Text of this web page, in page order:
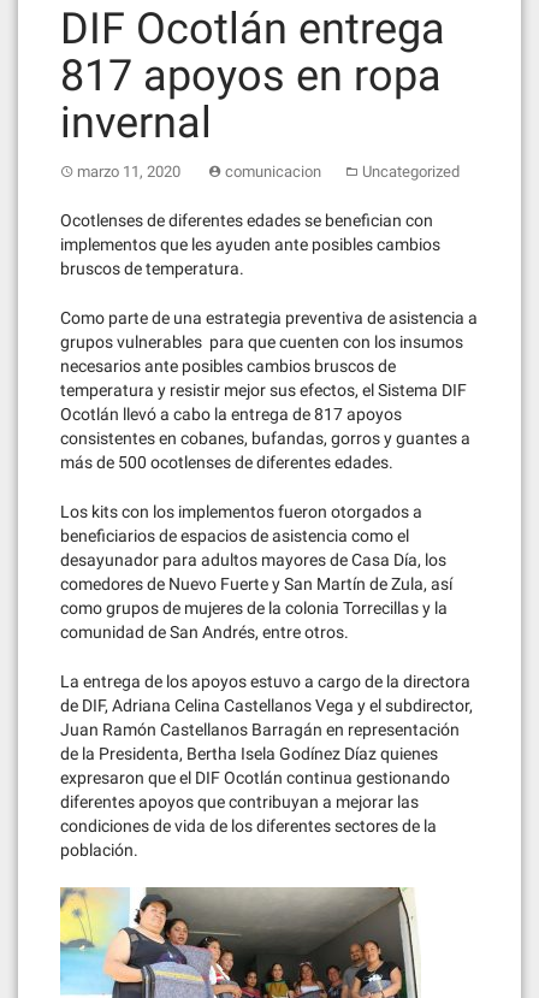
DIF Ocotlán entrega
817 apoyos en ropa
invernal
marzo 11, 2020 comunicacion Uncategorized
Ocotlenses de diferentes edades se benefician con
implementos que les ayuden ante posibles cambios
bruscos de temperatura.
Como parte de una estrategia preventiva de asistencia a
grupos vulnerables para que cuenten con los insumos
necesarios ante posibles cambios bruscos de
temperatura y resistir mejor sus efectos, el Sistema DIF
Ocotlán llevó a cabo la entrega de 817 apoyos
consistentes en cobanes, bufandas, gorros y guantes a
más de 500 ocotlenses de diferentes edades.
Los kits con los implementos fueron otorgados a
beneficiarios de espacios de asistencia como el
desayunador para adultos mayores de Casa Día, los
comedores de Nuevo Fuerte y San Martín de Zula, así
como grupos de mujeres de la colonia Torrecillas y la
comunidad de San Andrés, entre otros.
La entrega de los apoyos estuvo a cargo de la directora
de DIF, Adriana Celina Castellanos Vega y el subdirector,
Juan Ramón Castellanos Barragán en representación
de la Presidenta, Bertha Isela Godínez Díaz quienes
expresaron que el DIF Ocotlán continua gestionando
diferentes apoyos que contribuyan a mejorar las
condiciones de vida de los diferentes sectores de la
población.